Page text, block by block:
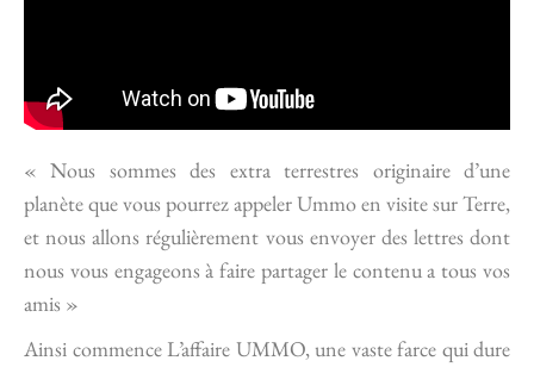
« Nous sommes des extra terrestres originaire d’une
planète que vous pourrez appeler Ummo en visite sur Terre,
et nous allons régulièrement vous envoyer des lettres dont
nous vous engageons à faire partager le contenu a tous vos
amis »
Ainsi commence L’affaire UMMO, une vaste farce qui dure